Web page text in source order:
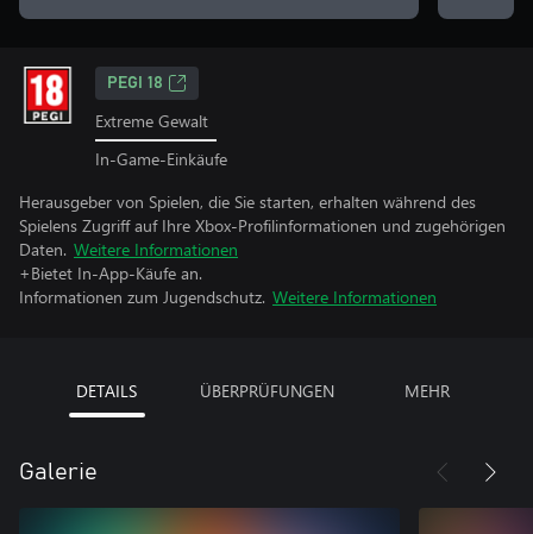
PEGI 18
Extreme Gewalt
In-Game-Einkäufe
Herausgeber von Spielen, die Sie starten, erhalten während des
Spielens Zugriff auf Ihre Xbox-Profilinformationen und zugehörigen
Daten. Weitere Informationen
+Bietet In-App-Käufe an.
Informationen zum Jugendschutz. Weitere Informationen
DETAILS ÜBERPRÜFUNGEN MEHR
Galerie